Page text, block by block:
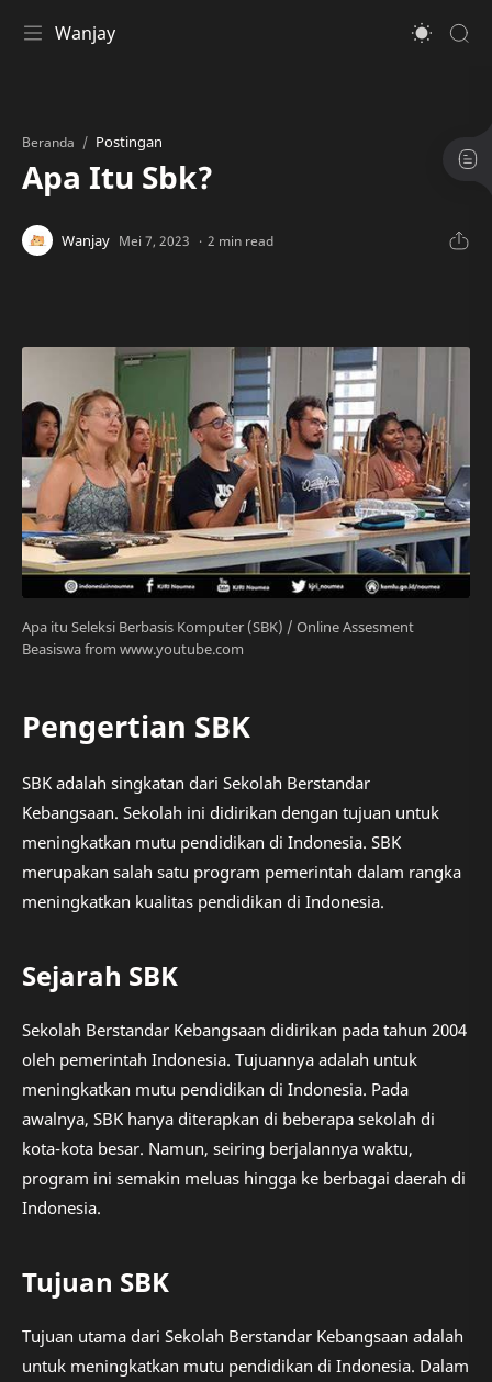
Wanjay
Beranda Postingan
Apa Itu Sbk?
2 min read
Apa itu Seleksi Berbasis Komputer (SBK) / Online Assesment
Beasiswa from www.youtube.com
Pengertian SBK
SBK adalah singkatan dari Sekolah Berstandar
Kebangsaan. Sekolah ini didirikan dengan tujuan untuk
meningkatkan mutu pendidikan di Indonesia. SBK
merupakan salah satu program pemerintah dalam rangka
meningkatkan kualitas pendidikan di Indonesia.
Sejarah SBK
Sekolah Berstandar Kebangsaan didirikan pada tahun 2004
oleh pemerintah Indonesia. Tujuannya adalah untuk
meningkatkan mutu pendidikan di Indonesia. Pada
awalnya, SBK hanya diterapkan di beberapa sekolah di
kota-kota besar. Namun, seiring berjalannya waktu,
program ini semakin meluas hingga ke berbagai daerah di
Indonesia.
Tujuan SBK
Tujuan utama dari Sekolah Berstandar Kebangsaan adalah
untuk meningkatkan mutu pendidikan di Indonesia. Dalam